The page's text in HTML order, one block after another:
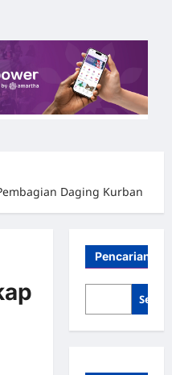
Daging Kurban
Pencarian